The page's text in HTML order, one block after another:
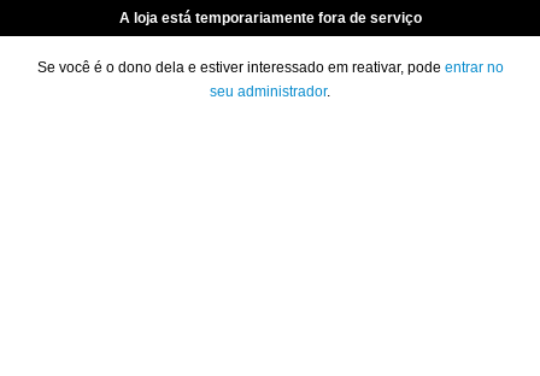
A loja está temporariamente fora de serviço
Se você é o dono dela e estiver interessado em reativar, pode entrar no
seu administrador.